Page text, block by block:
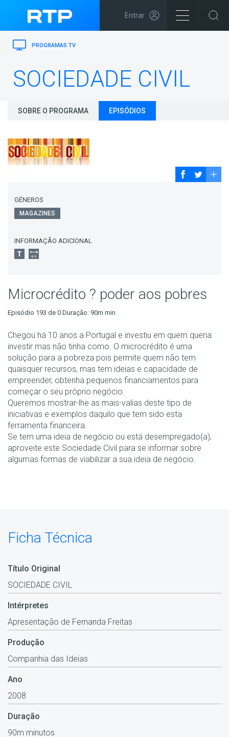
Entrar
PROGRAMAS TV
SOCIEDADE CIVIL
SOBRE O PROGRAMA EPISÓDIOS
GÉNEROS
MAGAZINES
INFORMAÇÃO ADICIONAL
Microcrédito ? poder aos pobres
Episódio 193 de 0 Duração: 90m min
Chegou há 10 anos a Portugal e investiu em quem queria
investir mas não tinha como. O microcrédito é uma
solução para a pobreza pois permite quem não tem
quaisquer recursos, mas tem ideias e capacidade de
empreender, obtenha pequenos financiamentos para
começar o seu próprio negócio.
Queremos mostrar-lhe as mais-valias deste tipo de
iniciativas e exemplos daquilo que tem sido esta
ferramenta financeira.
Se tem uma ideia de negócio ou está desempregado(a),
aproveite este Sociedade Civil para se informar sobre
algumas formas de viabilizar a sua ideia de negócio.
Ficha Técnica
Título Original
SOCIEDADE CIVIL
Intérpretes
Apresentação de Fernanda Freitas
Produção
Companhia das Ideias
Ano
2008
Duração
90m minutos